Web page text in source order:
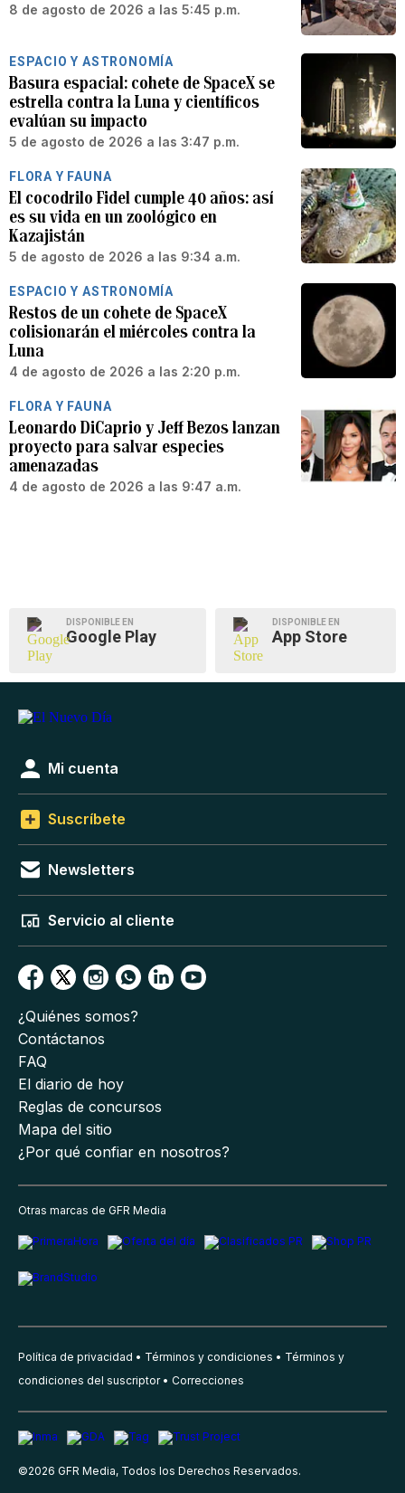
8 de agosto de 2026 a las 5:45 p.m.
ESPACIO Y ASTRONOMÍA
Basura espacial: cohete de SpaceX se
estrella contra la Luna y científicos
evalúan su impacto
5 de agosto de 2026 a las 3:47 p.m.
FLORA Y FAUNA
El cocodrilo Fidel cumple 40 años: así
es su vida en un zoológico en
Kazajistán
5 de agosto de 2026 a las 9:34 a.m.
ESPACIO Y ASTRONOMÍA
Restos de un cohete de SpaceX
colisionarán el miércoles contra la
Luna
4 de agosto de 2026 a las 2:20 p.m.
FLORA Y FAUNA
Leonardo DiCaprio y Jeff Bezos lanzan
proyecto para salvar especies
amenazadas
4 de agosto de 2026 a las 9:47 a.m.
DISPONIBLE EN
Google Play
DISPONIBLE EN
App Store
Mi cuenta
Suscríbete
Newsletters
Servicio al cliente
¿Quiénes somos?
Contáctanos
FAQ
El diario de hoy
Reglas de concursos
Mapa del sitio
¿Por qué confiar en nosotros?
Otras marcas de GFR Media
Política de privacidad Términos y condiciones
Términos y
condiciones del suscriptor
Correcciones
©2026 GFR Media, Todos los Derechos Reservados.